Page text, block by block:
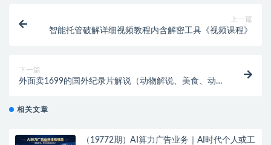
上一篇
智能托管破解详细视频教程内含解密工具《视频课程》
下一篇
外面卖1699的国外纪录片解说（动物解说、美食、动画
相关文章
（19772期）AI算力广告业务｜AI时代个人或工